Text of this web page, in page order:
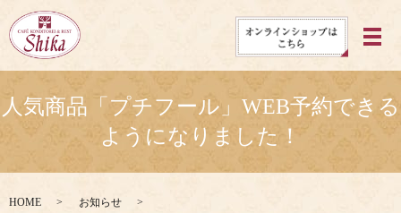
メ
人気商品「プチフール」WEB予約できる
ようになりました！
HOME
お知らせ